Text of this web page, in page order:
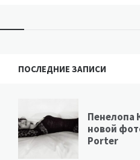
ПОСЛЕДНИЕ ЗАПИСИ
Пенелопа
новой
Porter